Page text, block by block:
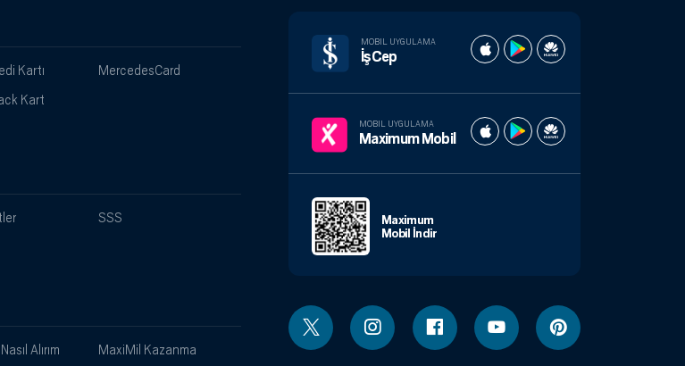
Kartı
MercedesCard
Kart
SSS
Alırım MaxiMil Kazanma
MOBIL UYGULAMA
İşCep
MOBIL UYGULAMA
Maximum Mobil
Maximum
Mobil İndir